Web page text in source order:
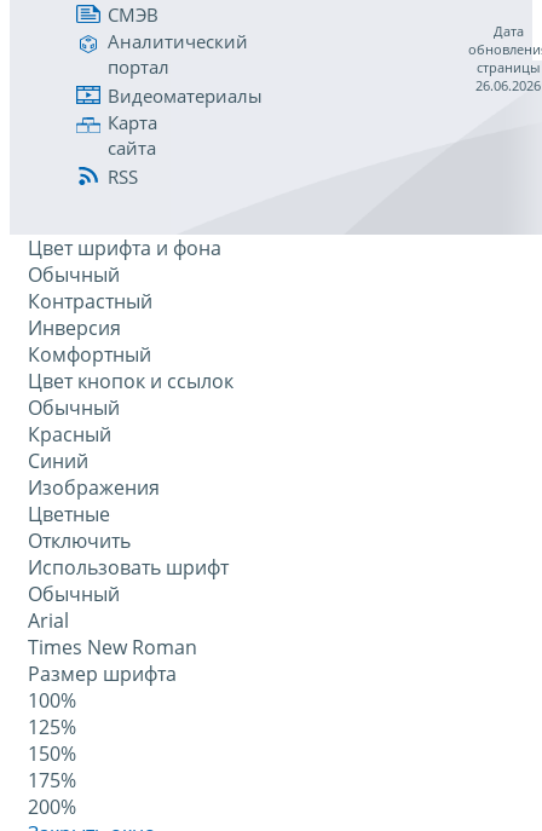
СМЭВ
Аналитический
портал
Видеоматериалы
Карта
сайта
RSS
Дата
страницы
26.06.2026
Цвет шрифта и фона
Обычный
Контрастный
Инверсия
Комфортный
Цвет кнопок и ссылок
Обычный
Красный
Синий
Изображения
Цветные
Отключить
Использовать шрифт
Обычный
Arial
Times New Roman
Размер шрифта
100%
125%
150%
175%
200%